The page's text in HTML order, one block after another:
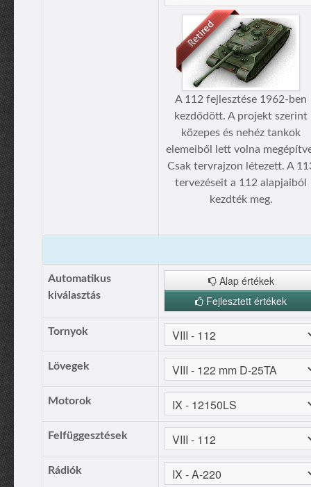
A 112 fejlesztése 1962-ben
kezdődött. A projekt szerint
közepes és nehéz tankok
elemeiből lett volna
Csak tervrajzon létezett. A
tervezéseit a 112 alapjaiból
kezdték meg.
Automatikus
kiválasztás
Alap értékek
Fejlesztett értékek
Tornyok
Lövegek
Motorok
Felfüggesztések
Rádiók